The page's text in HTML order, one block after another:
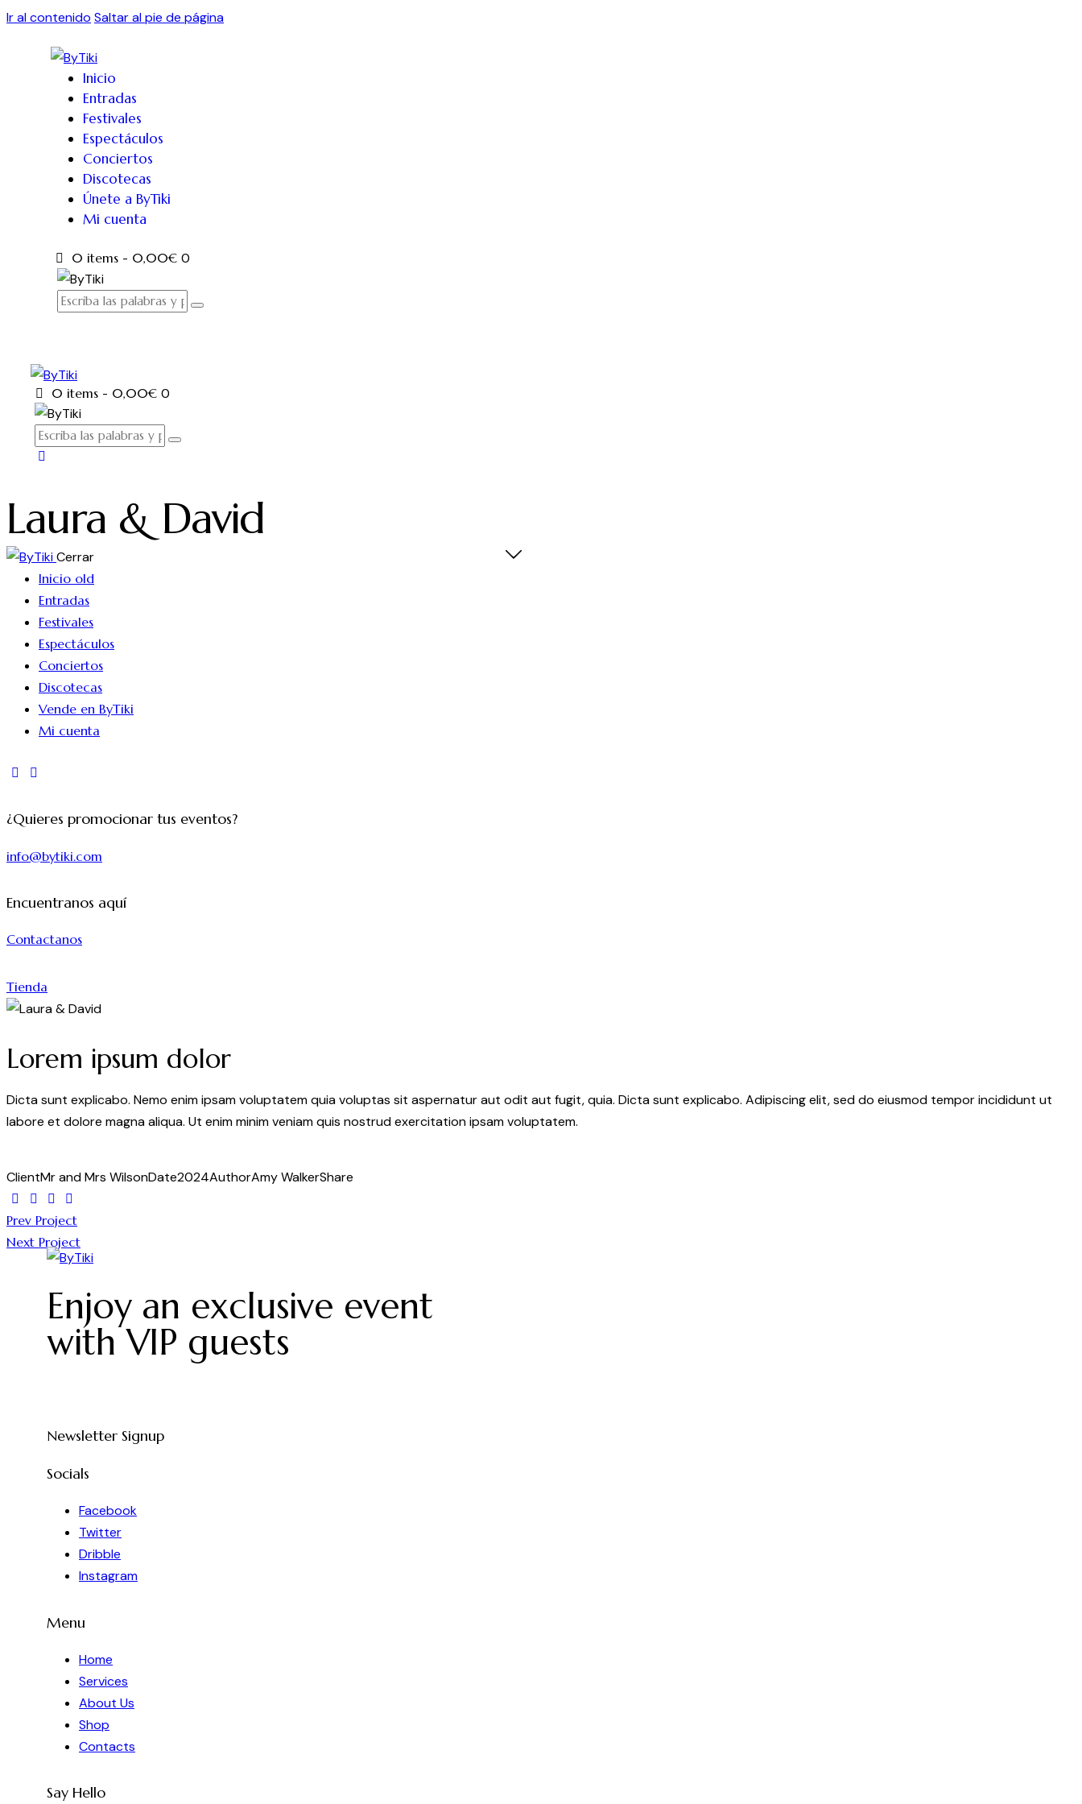
Ir al contenido Saltar al pie de página
Inicio
Entradas
Festivales
Espectáculos
Conciertos
Discotecas
Únete a ByTiki
Mi cuenta
0 items - 0,00€ 0
0 items - 0,00€ 0
Laura & David
Cerrar
Inicio old
Entradas
Festivales
Espectáculos
Conciertos
Discotecas
Vende en ByTiki
Mi cuenta
instagram
tik-
¿Quieres promocionar tus eventos?
info@bytiki.com
Encuentranos aquí
Contactanos
Tienda
Lorem ipsum dolor
Dicta sunt explicabo. Nemo enim ipsam voluptatem quia voluptas sit aspernatur aut odit aut fugit, quia. Dicta sunt explicabo. Adipiscing elit, sed do eiusmod tempor incididunt ut
labore et dolore magna aliqua. Ut enim minim veniam quis nostrud exercitation ipsam voluptatem.
ClientMr and Mrs WilsonDate2024AuthorAmy WalkerShare
TwitterFacebook
Share-
email
Copy
URL
to
clipboard
Navegación
de
entradas
Prev Project
Next Project
Enjoy an exclusive event
with VIP guests
Newsletter Signup
Socials
Facebook
Twitter
Dribble
Instagram
Menu
Home
Services
About Us
Shop
Contacts
Say Hello